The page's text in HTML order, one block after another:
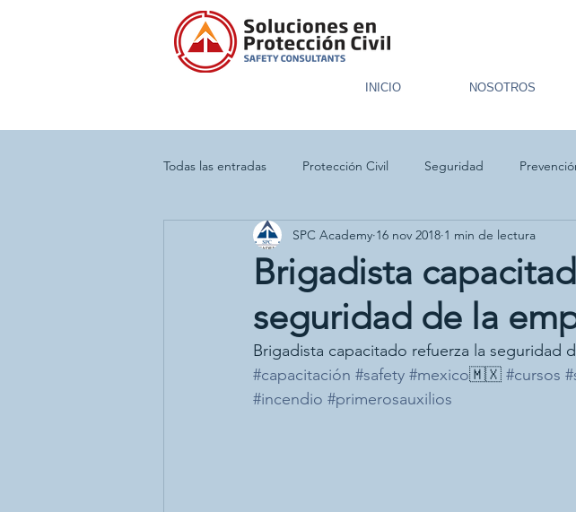
INICIO NOSOTROS
Todas las entradas Protección Civil Seguridad
Evacuación Simulacro Primeros auxilios
Brigadista
seguridad de la
SPC Academy 16 nov 2018 1 min de lectura
Brigadista capacitado refuerza la seguridad
#capacitación #safety #mexico🇲🇽 #cursos
#incendio #primerosauxilios